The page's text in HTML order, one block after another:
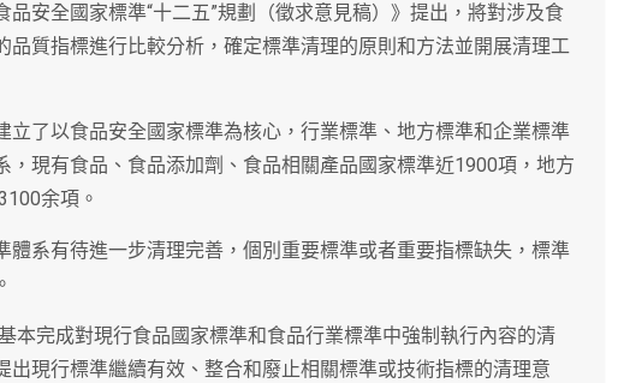
品安全國家標準“十二五”規劃（徵求意見稿）》提出，將對涉及食
品質指標進行比較分析，確定標準清理的原則和方法並開展清理工
立了以食品安全國家標準為核心，行業標準、地方標準和企業標準
，現有食品、食品添加劑、食品相關產品國家標準近1900項，地方
余項。
體系有待進一步清理完善，個別重要標準或者重要指標缺失，標準
本完成對現行食品國家標準和食品行業標準中強制執行內容的清
出現行標準繼續有效、整合和廢止相關標準或技術指標的清理意